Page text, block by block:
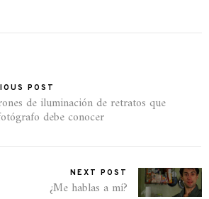
POST
de iluminación de retratos que
debe conocer
NEXT POST
¿Me hablas a mí?